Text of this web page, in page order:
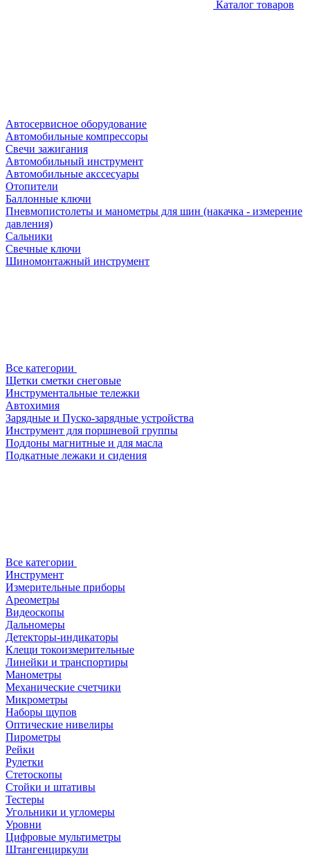
Каталог товаров
Автосервисное оборудование
Автомобильные компрессоры
Свечи зажигания
Автомобильный инструмент
Автомобильные акссесуары
Отопители
Баллонные ключи
Пневмопистолеты и манометры для шин (накачка - измерение
давления)
Сальники
Свечные ключи
Шиномонтажный инструмент
Все категории
Щетки сметки снеговые
Инструментальные тележки
Автохимия
Зарядные и Пуско-зарядные устройства
Инструмент для поршневой группы
Поддоны магнитные и для масла
Подкатные лежаки и сидения
Все категории
Инструмент
Измерительные приборы
Ареометры
Видеоскопы
Дальномеры
Детекторы-индикаторы
Клещи токоизмерительные
Линейки и транспортиры
Манометры
Механические счетчики
Микрометры
Наборы щупов
Оптические нивелиры
Пирометры
Рейки
Рулетки
Стетоскопы
Стойки и штативы
Тестеры
Угольники и угломеры
Уровни
Цифровые мультиметры
Штангенциркули